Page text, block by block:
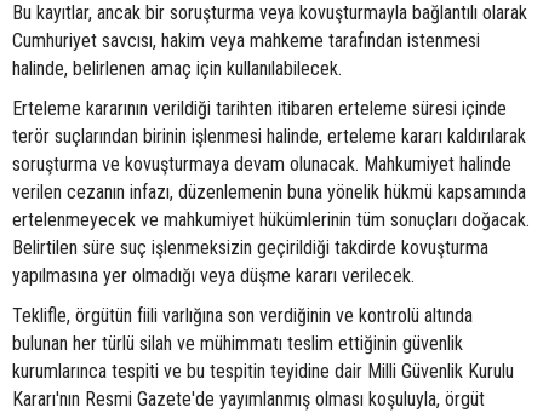
Bu kayıtlar, ancak bir soruşturma veya kovuşturmayla bağlantılı olarak
Cumhuriyet savcısı, hakim veya mahkeme tarafından istenmesi
halinde, belirlenen amaç için kullanılabilecek.
Erteleme kararının verildiği tarihten itibaren erteleme süresi içinde
terör suçlarından birinin işlenmesi halinde, erteleme kararı kaldırılarak
soruşturma ve kovuşturmaya devam olunacak. Mahkumiyet halinde
verilen cezanın infazı, düzenlemenin buna yönelik hükmü kapsamında
ertelenmeyecek ve mahkumiyet hükümlerinin tüm sonuçları doğacak.
Belirtilen süre suç işlenmeksizin geçirildiği takdirde kovuşturma
yapılmasına yer olmadığı veya düşme kararı verilecek.
Teklifle, örgütün fiili varlığına son verdiğinin ve kontrolü altında
bulunan her türlü silah ve mühimmatı teslim ettiğinin güvenlik
kurumlarınca tespiti ve bu tespitin teyidine dair Milli Güvenlik Kurulu
Kararı'nın Resmi Gazete'de yayımlanmış olması koşuluyla, örgüt